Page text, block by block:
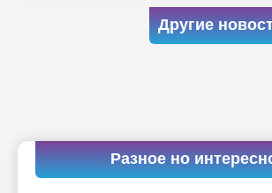
Другие
Разное но